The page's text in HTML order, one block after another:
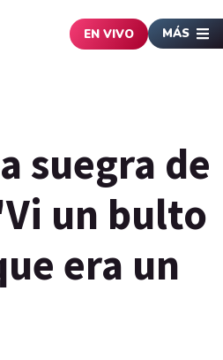
EN VIVO MÁS
suegra de
un bulto
era un